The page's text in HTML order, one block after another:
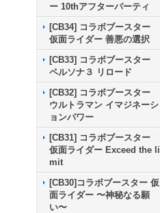
ー 10thアフターパーティ
[CB34] コラボブースター
仮面ライダー 善悪の選択
[CB33] コラボブースター
ペルソナ３ リロード
[CB32] コラボブースター
ウルトラマン イマジネーシ
ョンパワー
[CB31] コラボブースター
仮面ライダー Exceed the li
mit
[CB30]コラボブースター 仮
面ライダー 〜神秘なる願
い〜